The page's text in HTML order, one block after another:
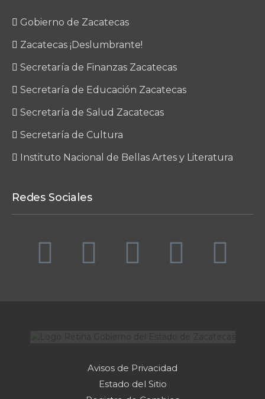
Gobierno de Zacatecas
Zacatecas ¡Deslumbrante!
Secretaría de Finanzas Zacatecas
Secretaría de Educación Zacatecas
Secretaría de Salud Zacatecas
Secretaría de Cultura
Instituto Nacional de Bellas Artes y Literatura
Redes Sociales
Avisos de Privacidad
Estado del Sitio